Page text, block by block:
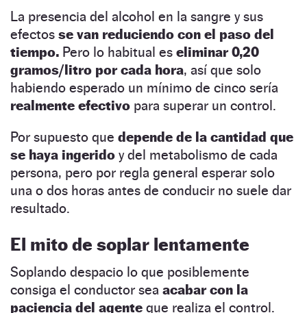
La presencia del alcohol en la sangre y sus
efectos se van reduciendo con el paso del
tiempo. Pero lo habitual es eliminar 0,20
gramos/litro por cada hora, así que solo
habiendo esperado un mínimo de cinco sería
realmente efectivo para superar un control.
Por supuesto que depende de la cantidad que
se haya ingerido y del metabolismo de cada
persona, pero por regla general esperar solo
una o dos horas antes de conducir no suele dar
resultado.
El mito de soplar lentamente
Soplando despacio lo que posiblemente
consiga el conductor sea acabar con la
paciencia del agente que realiza el control.